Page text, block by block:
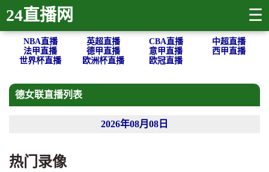
24直播网 ☰
NBA直播 英超直播 CBA直播
中超直播
法甲直播
德甲直播 意甲直播
西甲直播
世界杯直播
欧洲杯直播 欧冠直播
德女联直播列表
2026年08月08日
热门录像